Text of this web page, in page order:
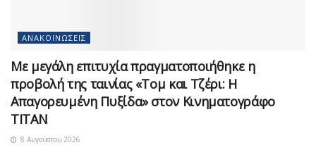
ΑΝΑΚΟΙΝΏΣΕΙΣ
Με μεγάλη επιτυχία πραγματοποιήθηκε η
προβολή της ταινίας «Τομ και Τζέρι: Η
Απαγορευμένη Πυξίδα» στον Κινηματογράφο
ΤΙΤΑΝ
8 Αυγούστου 2026